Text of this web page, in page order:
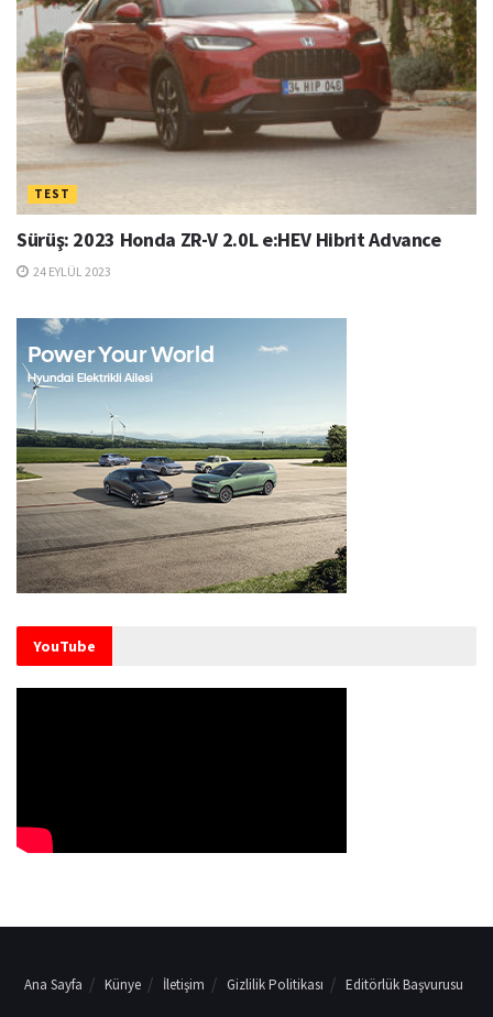
TEST
Sürüş: 2023 Honda ZR-V 2.0L e:HEV Hibrit Advance
24 EYLÜL 2023
YouTube
Ana Sayfa Künye İletişim Gizlilik Politikası Editörlük Başvurusu